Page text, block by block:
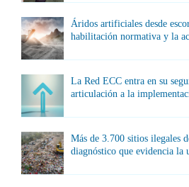
Áridos artificiales desde
habilitación normativa y la
La Red ECC entra en su
articulación a la
Más de 3.700 sitios ilegales
diagnóstico que evidencia la